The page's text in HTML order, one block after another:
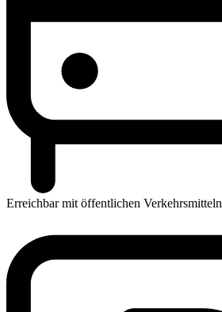
Erreichbar mit öffentlichen Verkehrsmitteln